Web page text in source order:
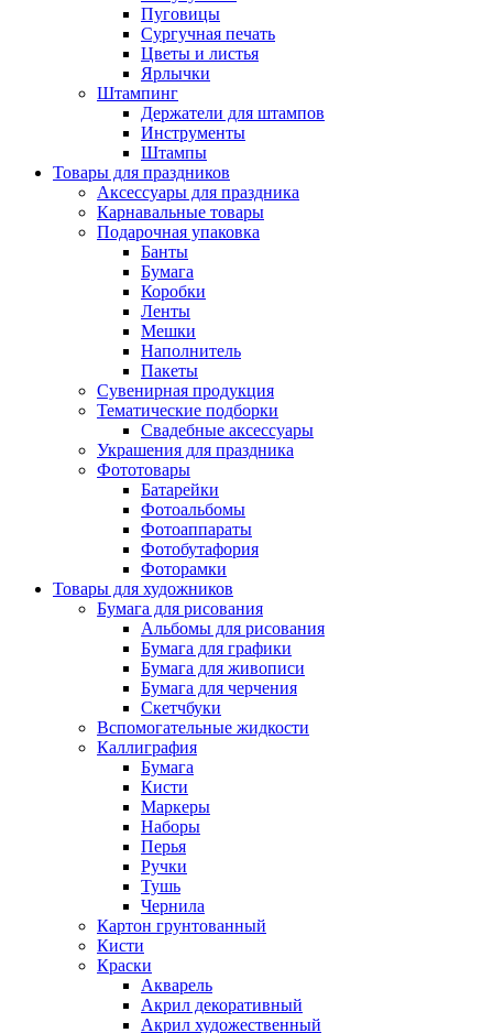
Пуговицы
Сургучная печать
Цветы и листья
Ярлычки
Штампинг
Держатели для штампов
Инструменты
Штампы
Товары для праздников
Аксессуары для праздника
Карнавальные товары
Подарочная упаковка
Банты
Бумага
Коробки
Ленты
Мешки
Наполнитель
Пакеты
Сувенирная продукция
Тематические подборки
Свадебные аксессуары
Украшения для праздника
Фототовары
Батарейки
Фотоальбомы
Фотоаппараты
Фотобутафория
Фоторамки
Товары для художников
Бумага для рисования
Альбомы для рисования
Бумага для графики
Бумага для живописи
Бумага для черчения
Скетчбуки
Вспомогательные жидкости
Каллиграфия
Бумага
Кисти
Маркеры
Наборы
Перья
Ручки
Тушь
Чернила
Картон грунтованный
Кисти
Краски
Акварель
Акрил декоративный
Акрил художественный